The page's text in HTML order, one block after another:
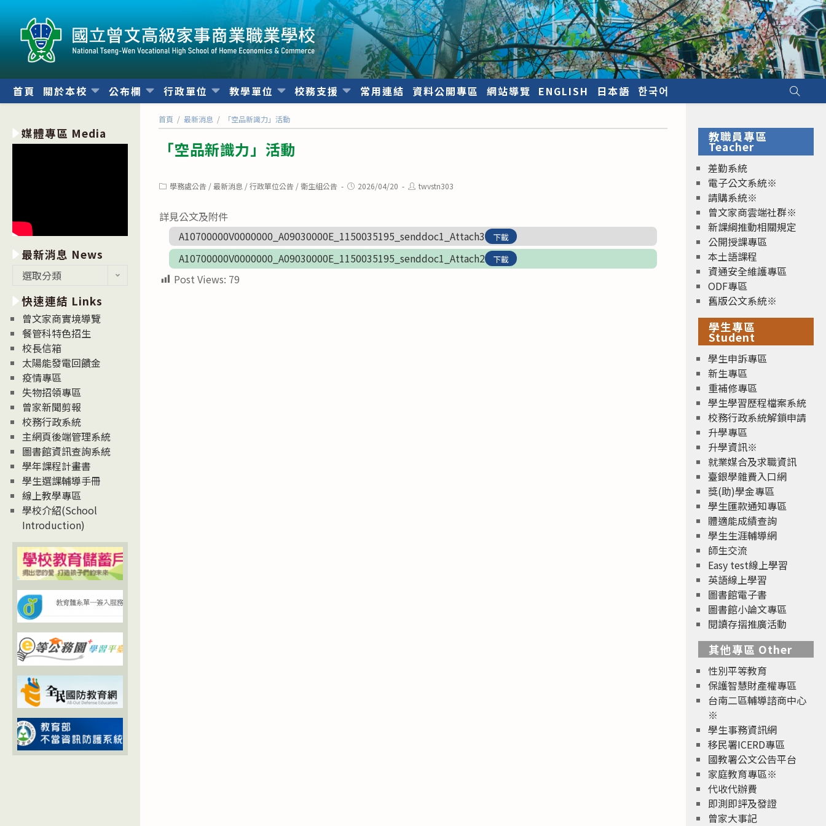
內
首頁 關於本校 公布欄 行政單位 教學單位 校務支援 常用連結 資料公開專區 網站導覽 ENGLISH 日本語 한국어
首頁 / 最新消息 / 「空品新識力」活動
「空品新識力」活動
Post學務處公告 / 最新消息 / 行政單位公告 / 衛生組公告
Post2026/04/20
Posttwvstn303
詳見公文及附件
A10700000V0000000_A09030000E_1150035195_senddoc1_Attach3
下載
A10700000V0000000_A09030000E_1150035195_senddoc1_Attach2 下載
Post Views: 79
媒體專區 Media
最新消息 News
消
息
News
選取分類
快速連結 Links
曾文家商實境導覽
餐管科特色招生
校長信箱
太陽能發電回饋金
疫情專區
失物招領專區
曾家新聞剪報
校務行政系統
主網頁後端管理系統
圖書館資訊查詢系統
學年課程計畫書
學生選課輔導手冊
線上教學專區
學校介紹(School
Introduction)
教職員專區
Teacher
差勤系統
電子公文系統※
請購系統※
曾文家商雲端社群※
新課綱推動相關規定
公開授課專區
本土語課程
資通安全維護專區
ODF專區
舊版公文系統※
學生專區
Student
學生申訴專區
新生專區
重補修專區
學生學習歷程檔案系統
校務行政系統解鎖申請
升學專區
升學資訊※
就業媒合及求職資訊
臺銀學雜費入口網
獎(助)學金專區
學生匯款通知專區
體適能成績查詢
學生生涯輔導網
師生交流
Easy test線上學習
英語線上學習
圖書館電子書
圖書館小論文專區
閱讀存摺推廣活動
其他專區 Other
性別平等教育
保護智慧財產權專區
台南二區輔導諮商中心
※
學生事務資訊網
移民署ICERD專區
國教署公文公告平台
家庭教育專區※
代收代辦費
即測即評及發證
曾家大事記